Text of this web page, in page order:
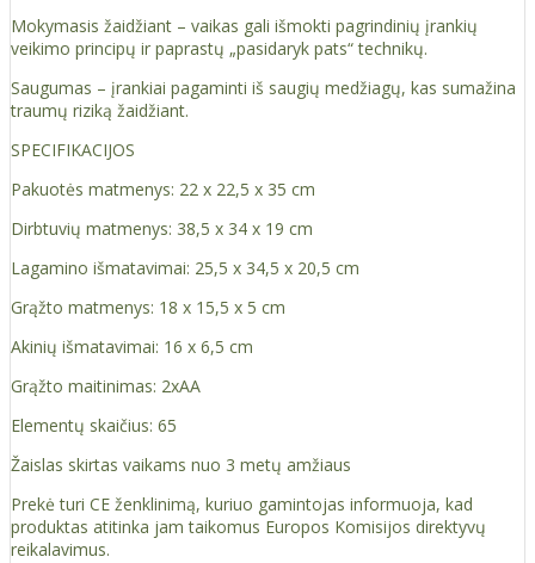
Mokymasis žaidžiant – vaikas gali išmokti pagrindinių įrankių
veikimo principų ir paprastų „pasidaryk pats“ technikų.
Saugumas – įrankiai pagaminti iš saugių medžiagų, kas sumažina
traumų riziką žaidžiant.
SPECIFIKACIJOS
Pakuotės matmenys: 22 x 22,5 x 35 cm
Dirbtuvių matmenys: 38,5 x 34 x 19 cm
Lagamino išmatavimai: 25,5 x 34,5 x 20,5 cm
Grąžto matmenys: 18 x 15,5 x 5 cm
Akinių išmatavimai: 16 x 6,5 cm
Grąžto maitinimas: 2xAA
Elementų skaičius: 65
Žaislas skirtas vaikams nuo 3 metų amžiaus
Prekė turi CE ženklinimą, kuriuo gamintojas informuoja, kad
produktas atitinka jam taikomus Europos Komisijos direktyvų
reikalavimus.